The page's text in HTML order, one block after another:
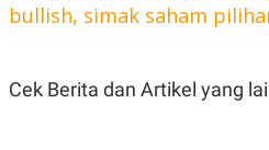
M
A
bullish, simak saham
Cek Berita dan Artikel yang